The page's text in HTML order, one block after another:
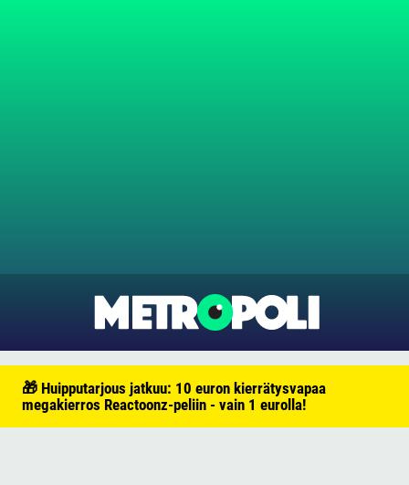
🎁 Huipputarjous jatkuu: 10 euron kierrätysvapaa
megakierros Reactoonz-peliin - vain 1 eurolla!